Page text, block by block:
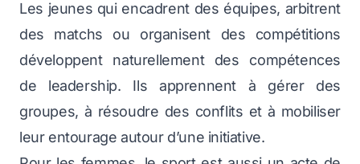
Les jeunes qui encadrent des équipes, arbitrent
des matchs ou organisent des compétitions
développent naturellement des compétences
de leadership. Ils apprennent à gérer des
groupes, à résoudre des conflits et à mobiliser
leur entourage autour d’une initiative.